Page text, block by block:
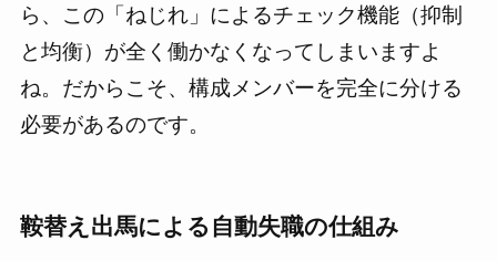
ら、この「ねじれ」によるチェック機能（抑制
と均衡）が全く働かなくなってしまいますよ
ね。だからこそ、構成メンバーを完全に分ける
必要があるのです。
鞍替え出馬による自動失職の仕組み